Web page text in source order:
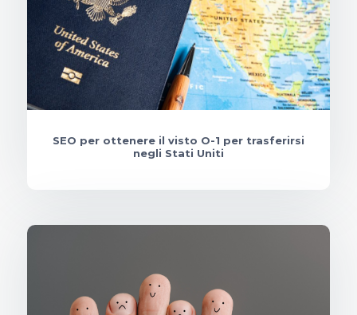
SEO per ottenere il visto O-1 per trasferirsi
negli Stati Uniti